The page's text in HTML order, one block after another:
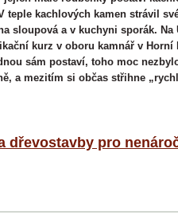
kachlových kamen strávil
sloupová a v kuchyni sporák. Na
kurz v oboru kamnář v Horní
sám postaví, toho moc
a mezitím si občas střihne
dřevostavby pro